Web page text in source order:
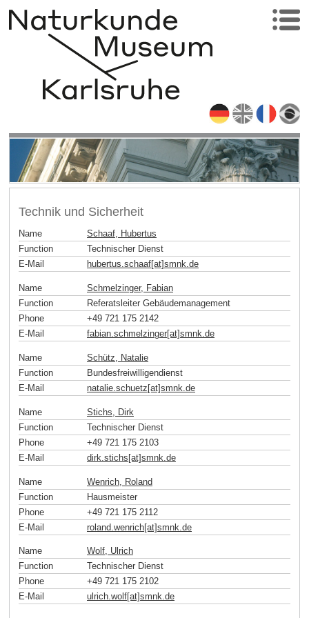
Technik und Sicherheit
Name
Schaaf, Hubertus
Function
Technischer Dienst
E-Mail
hubertus.schaaf[at]smnk.de
Name
Schmelzinger, Fabian
Function
Referatsleiter Gebäudemanagement
Phone
+49 721 175 2142
E-Mail
fabian.schmelzinger[at]smnk.de
Name
Schütz, Natalie
Function
Bundesfreiwilligendienst
E-Mail
natalie.schuetz[at]smnk.de
Name
Stichs, Dirk
Function
Technischer Dienst
Phone
+49 721 175 2103
E-Mail
dirk.stichs[at]smnk de
Name
Wenrich, Roland
Function
Hausmeister
Phone
+49 721 175 2112
E-Mail
roland.wenrich[at]smnk de
Name
Wolf, Ulrich
Function
Technischer Dienst
Phone
+49 721 175 2102
E-Mail
ulrich.wolf[at]smnk.de